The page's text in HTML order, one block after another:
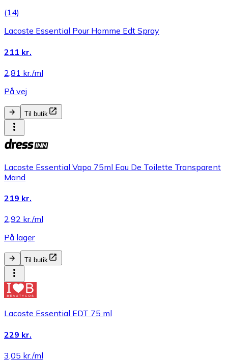
(14)
Lacoste Essential Pour Homme Edt Spray
211 kr.
2,81 kr./ml
På vej
Til butik
Lacoste Essential Vapo 75ml Eau De Toilette Transparent
Mand
219 kr.
2,92 kr./ml
På lager
Til butik
Lacoste Essential EDT 75 ml
229 kr.
3,05 kr./ml